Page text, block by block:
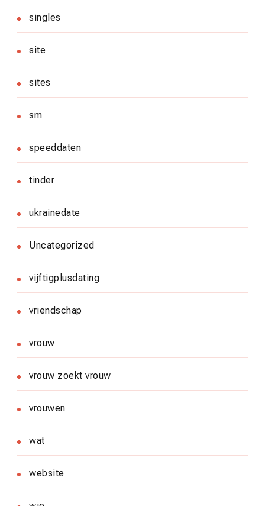
singles
site
sites
sm
speeddaten
tinder
ukrainedate
Uncategorized
vijftigplusdating
vriendschap
vrouw
vrouw zoekt vrouw
vrouwen
wat
website